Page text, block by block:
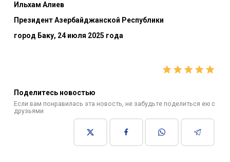
Ильхам Алиев
Президент Азербайджанской Республики
город Баку, 24 июля 2025 года
Поделитесь новостью
Если вам понравилась эта новость, не забудьте поделиться ею с
друзьями